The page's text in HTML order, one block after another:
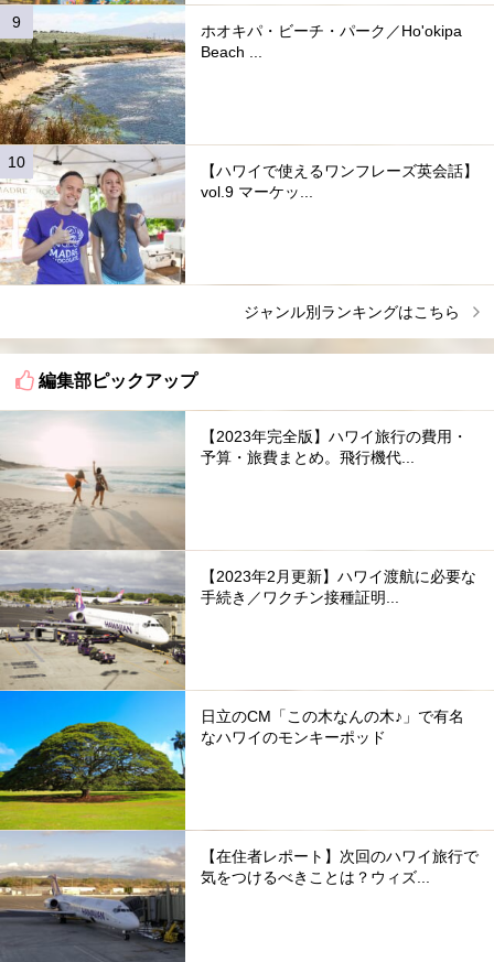
ホオキパ・ビーチ・パーク／Ho'okipa
Beach ...
【ハワイで使えるワンフレーズ英会話】
vol.9 マーケッ...
ジャンル別ランキングはこちら
編集部ピックアップ
【2023年完全版】ハワイ旅行の費用・
予算・旅費まとめ。飛行機代...
【2023年2月更新】ハワイ渡航に必要な
手続き／ワクチン接種証明...
日立のCM「この木なんの木♪」で有名
なハワイのモンキーポッド
【在住者レポート】次回のハワイ旅行で
気をつけるべきことは？ウィズ...